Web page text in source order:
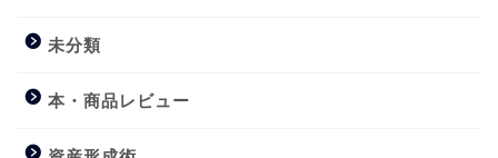
未分類
本・商品レビュー